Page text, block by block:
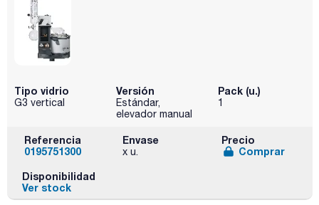
Tipo vidrio
G3 vertical
Versión
Estándar,
elevador manual
Pack (u.)
1
Referencia
0195751300
Envase
x u.
Precio
Comprar
Disponibilidad
Ver stock